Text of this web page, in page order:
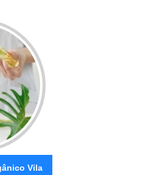
Vila